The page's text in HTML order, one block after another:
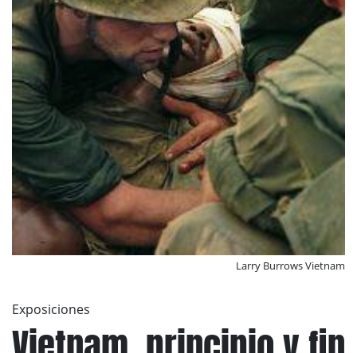
Larry Burrows Vietnam
Exposiciones